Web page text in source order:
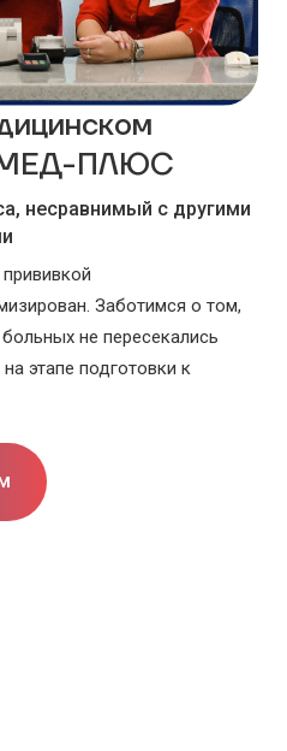
МЕД-ПЛЮС
несравнимый с другими
Заботимся о том,
не пересекались
этапе подготовки к